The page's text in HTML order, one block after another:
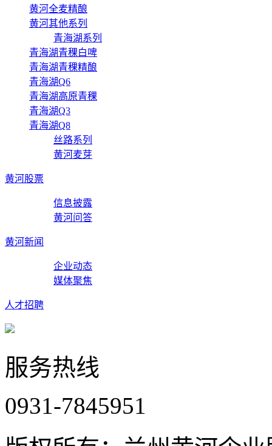
黄河全麦精酿
黄河其他系列
青海湖系列
青海湖青稞白啤
青海湖青稞精酿
青海湖Q6
青海湖高原青稞
青海湖Q3
青海湖Q8
丝路系列
黄河麦芽
黄河股票
信息披露
黄河问答
黄河新闻
企业动态
媒体聚焦
人才招聘
服务热线
0931-7845951